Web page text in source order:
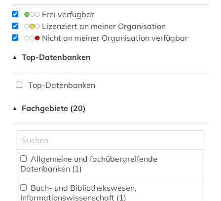
Frei verfügbar
Lizenziert an meiner Organisation
Nicht an meiner Organisation verfügbar
▲ Top-Datenbanken
Top-Datenbanken
▲ Fachgebiete (20)
Datenbanken (1)
Informationswissenschaft (1)